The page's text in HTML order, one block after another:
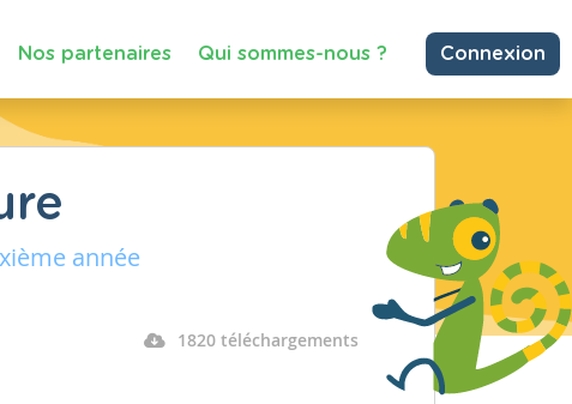
Nos partenaires Qui sommes-nous ? Connexion
année
1820 téléchargements